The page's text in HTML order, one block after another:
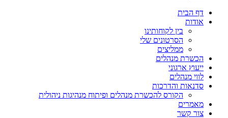
דף הבית
אודות
בין לקוחותינו
הסרטונים שלי
ממליצים
הכשרת מנהלים
ייעוץ ארגוני
לווי מנהלים
סדנאות והדרכות
הקורס להכשרת מנהלים ופיתוח מנהיגות ניהולית
מאמרים
צור קשר